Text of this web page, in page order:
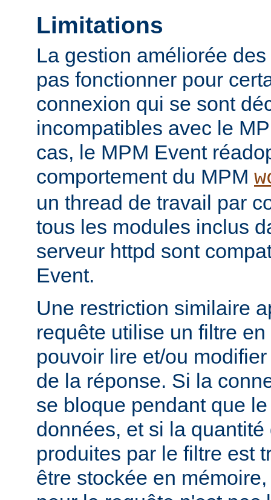
Limitations
La gestion améliorée
pas fonctionner pour
connexion qui se sont
incompatibles avec le
cas, le MPM Event
comportement du MPM
un thread de travail par
tous les modules inclus
serveur httpd sont
Event.
Une restriction similaire
requête utilise un filtre
pouvoir lire et/ou
de la réponse. Si la
se bloque pendant que
données, et si la
produites par le filtre est
être stockée en